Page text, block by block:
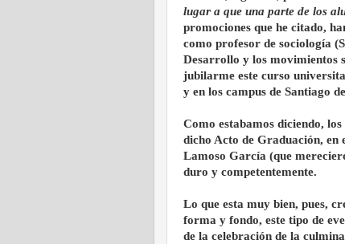
lugar a que una parte de los
promociones que he citado,
como profesor de sociología
Desarrollo y los movimientos
jubilarme este curso
y en los campus de Santiago
Como estabamos diciendo,
dicho Acto de Graduación,
Lamoso García (que
duro y competentemente.
Lo que esta muy bien, pues,
forma y fondo, este tipo de
de la celebración de la